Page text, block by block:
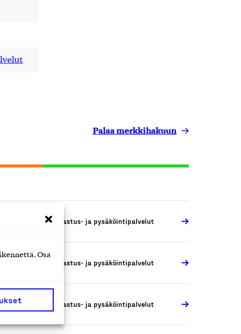
Osa
Palaa merkkihakuun
Ajoneuvojen katsastus- ja pysäköintipalvelut
Ajoneuvojen katsastus- ja pysäköintipalvelut
Ajoneuvojen katsastus- ja pysäköintipalvelut